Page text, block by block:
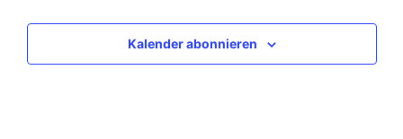
Kalender abonnieren